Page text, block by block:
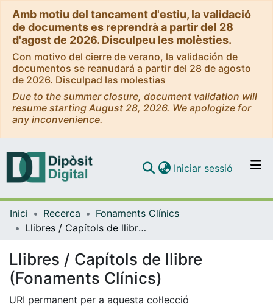
Amb motiu del tancament d'estiu, la validació
de documents es reprendrà a partir del 28
d'agost de 2026. Disculpeu les molèsties.
Con motivo del cierre de verano, la validación de
documentos se reanudará a partir del 28 de agosto
de 2026. Disculpad las molestias
Due to the summer closure, document validation will
resume starting August 28, 2026. We apologize for
any inconvenience.
Navega per tot el DD
Contacte
Iniciar sessió (current)
Inici Recerca
Fonaments Clínics
Llibres / Capítols de llibre (Fonaments Clínics)
Llibres / Capítols de llibre
(Fonaments Clínics)
URI permanent per a aquesta col·lecció